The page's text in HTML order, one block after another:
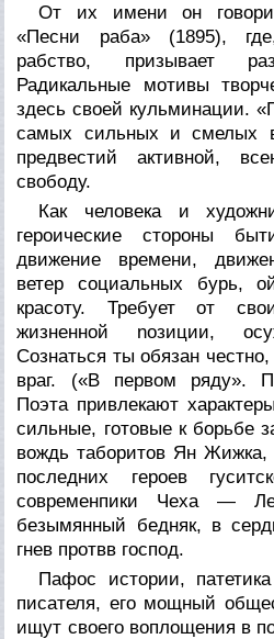
От их имени он
«Песни раба» (1895),
рабство, призывает
Радикальные мотивы
здесь своей кульминации.
самых сильных и смелых
предвестий активной,
свободу.
Как человека и
героические стороны
движение времени,
ветер социальных бурь,
красоту. Требует от
жизненной noзиции,
Сознаться ты обязан
враг. («В первом ряду».
Поэта привлекают
сильные, готовые к борьбе
вождь таборитов Ян
последних героев
современпики Чеха —
безымянный бедняк, в
гнев протвв господ.
Пафос истории,
писателя, его мощный
ищут своего воплощения в